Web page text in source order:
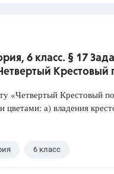
6 класс. § 17
Крестовый
«Четвертый Крестовый
а) владения
6 класс